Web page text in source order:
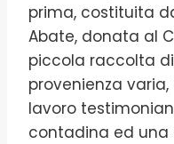
prima, costituita
Abate, donata al
piccola raccolta
provenienza
lavoro
contadina ed